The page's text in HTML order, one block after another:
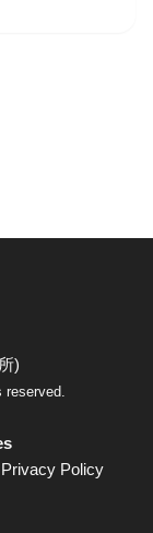
)
reserved.
Privacy Policy